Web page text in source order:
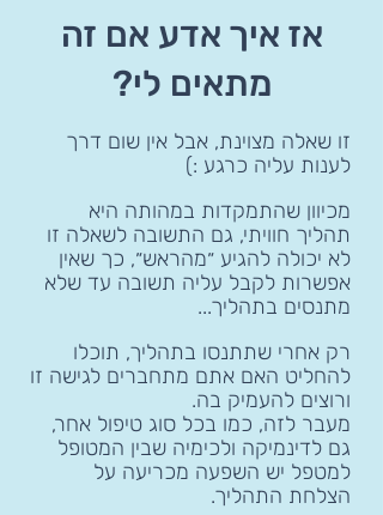
אז איך אדע אם זה
מתאים לי?
זו שאלה מצוינת, אבל אין שום דרך
לענות עליה כרגע :)
מכיוון שהתמקדות במהותה היא
תהליך חוויתי, גם התשובה לשאלה זו
לא יכולה להגיע ״מהראש״, כך שאין
אפשרות לקבל עליה תשובה עד שלא
מתנסים בתהליך...
רק אחרי שתתנסו בתהליך, תוכלו
להחליט האם אתם מתחברים לגישה זו
ורוצים להעמיק בה.
מעבר לזה, כמו בכל סוג טיפול אחר,
גם לדינמיקה ולכימיה שבין המטופל
למטפל יש השפעה מכריעה על
הצלחת התהליך.